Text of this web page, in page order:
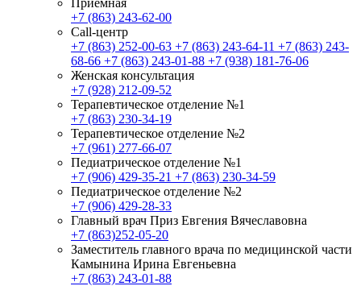
+7 (863) 243-62-00
Call-центр
+7 (863) 252-00-63 +7 (863) 243-64-11 +7 (863) 243-
68-66 +7 (863) 243-01-88 +7 (938) 181-76-06
Женская консультация
+7 (928) 212-09-52
Терапевтическое отделение №1
+7 (863) 230-34-19
Терапевтическое отделение №2
+7 (961) 277-66-07
Педиатрическое отделение №1
+7 (906) 429-35-21 +7 (863) 230-34-59
Педиатрическое отделение №2
+7 (906) 429-28-33
Главный врач Приз Евгения Вячеславовна
+7 (863)252-05-20
Заместитель главного врача по медицинской части
Камынина Ирина Евгеньевна
+7 (863) 243-01-88